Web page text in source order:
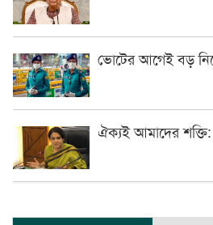
ভোটের আগেই বড়
ঐক্যই আমাদের শক্তি: